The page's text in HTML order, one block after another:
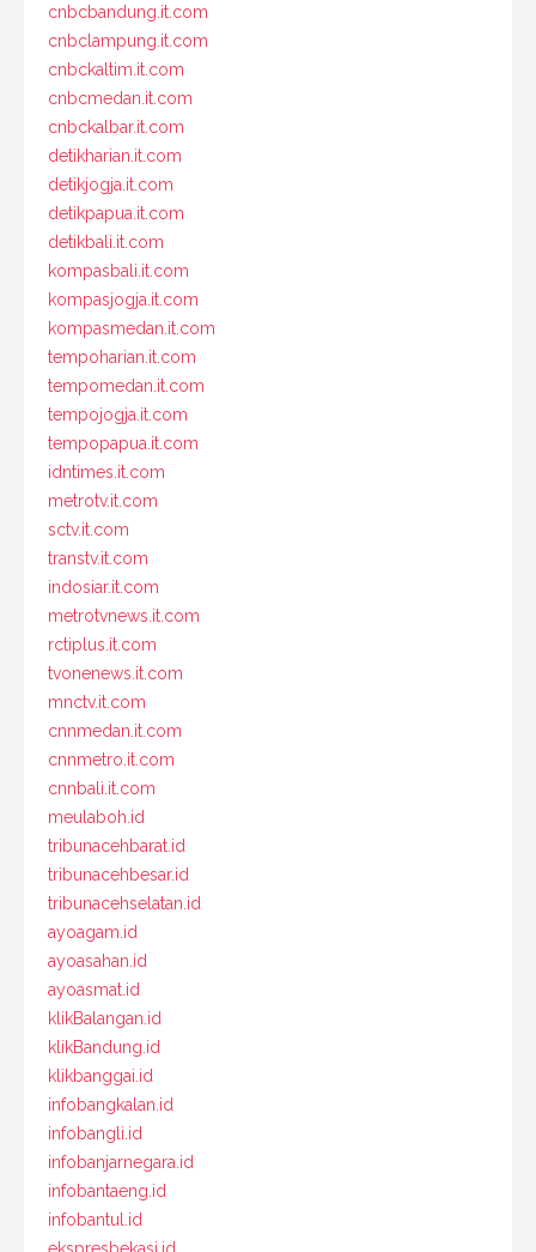
cnbcbandung.it.com
cnbclampung.it.com
cnbckaltim.it.com
cnbcmedan.it.com
cnbckalbar.it.com
detikharian.it.com
detikjogja.it.com
detikpapua.it.com
detikbali.it.com
kompasbali.it.com
kompasjogja.it.com
kompasmedan.it.com
tempoharian.it.com
tempomedan.it.com
tempojogja.it.com
tempopapua.it.com
idntimes.it.com
metrotv.it.com
sctv.it.com
transtv.it.com
indosiar.it.com
metrotvnews.it.com
rctiplus.it.com
tvonenews.it.com
mnctv.it.com
cnnmedan.it.com
cnnmetro.it.com
cnnbali.it.com
meulaboh.id
tribunacehbarat.id
tribunacehbesar.id
tribunacehselatan.id
ayoagam.id
ayoasahan.id
ayoasmat.id
klikBalangan.id
klikBandung.id
klikbanggai.id
infobangkalan.id
infobangli.id
infobanjarnegara.id
infobantaeng.id
infobantul.id
ekspresbekasi.id